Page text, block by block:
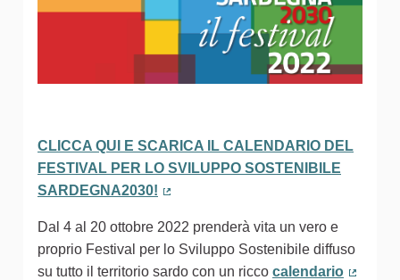
CLICCA QUI E SCARICA IL CALENDARIO DEL
FESTIVAL PER LO SVILUPPO SOSTENIBILE
SARDEGNA2030!
Dal 4 al 20 ottobre 2022 prenderà vita un vero e
proprio Festival per lo Sviluppo Sostenibile diffuso
su tutto il territorio sardo con un ricco calendario